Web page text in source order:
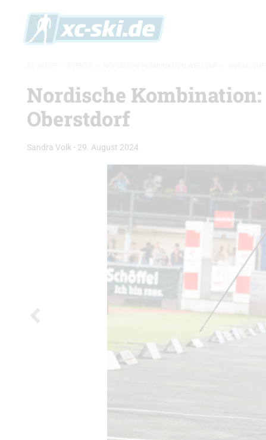
Nordische
Oberstdorf
Sandra Volk- 29. August 2024